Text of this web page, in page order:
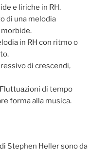
e liriche in RH.
di una melodia
in RH con ritmo o
di crescendi,
di tempo
forma alla musica.
Stephen Heller sono da